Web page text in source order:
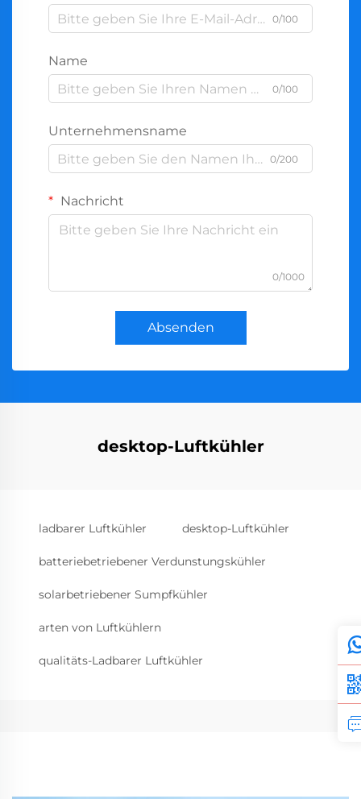
0/100
Name
0/100
Unternehmensname
0/200
Nachricht
0/1000
Absenden
desktop-Luftkühler
ladbarer Luftkühler desktop-Luftkühler
batteriebetriebener Verdunstungskühler
solarbetriebener Sumpfkühler
arten von Luftkühlern
qualitäts-Ladbarer Luftkühler